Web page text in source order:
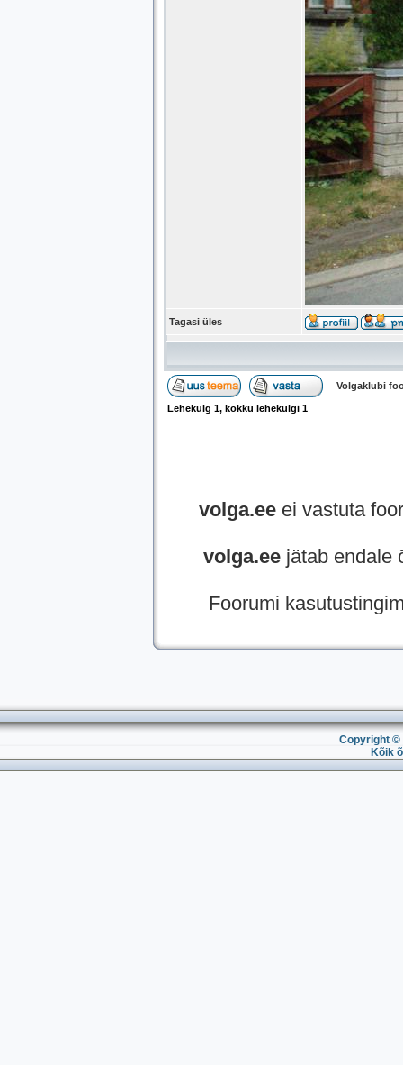
Tagasi üles
Volgaklubi
Lehekülg 1, kokku lehekülgi 1
volga.ee ei vastuta
volga.eejätab endale
Foorumi
Copyright ©
Kõik